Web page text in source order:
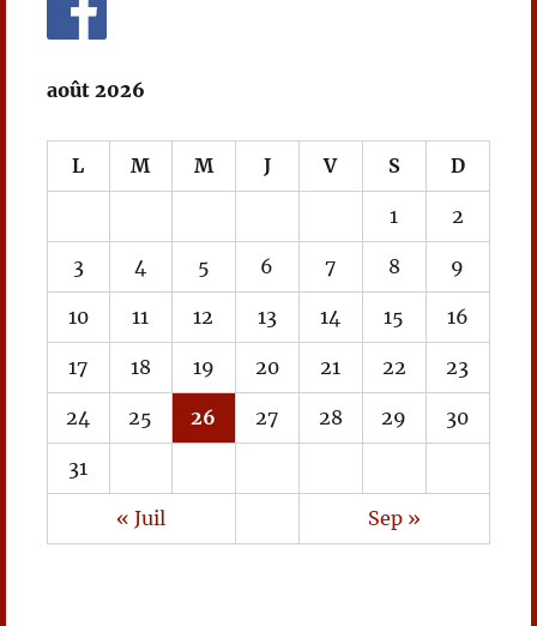
août 2026
L M M J V S D
1 2
3 4 5 6 7 8 9
10 11 12 13 14 15 16
17 18 19 20 21 22 23
24 25 26 27 28 29 30
31
« Juil Sep »